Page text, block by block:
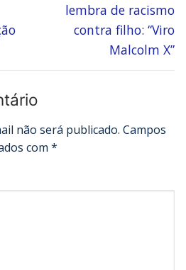
lembra de racismo
contra filho: “Viro
Malcolm X”
não será publicado. Campos
com *